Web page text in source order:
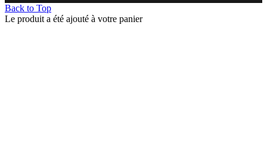
Back to Top
Le produit a été ajouté à votre panier